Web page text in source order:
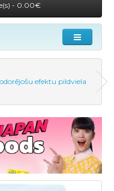
- 0.00€
efektu pildviela